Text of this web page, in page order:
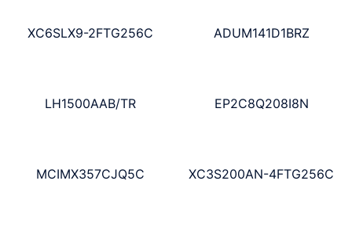
XC6SLX9-2FTG256C ADUM141D1BRZ
LH1500AAB/TR EP2C8Q208I8N
MCIMX357CJQ5C XC3S200AN-4FTG256C